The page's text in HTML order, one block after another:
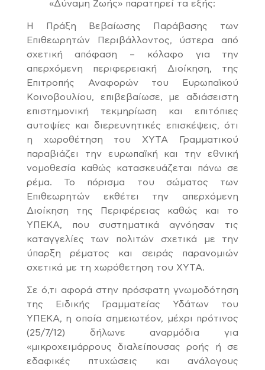
«Δύναμη Ζωής» παρατηρεί τα εξής:
Η Πράξη Βεβαίωσης Παράβασης των
Επιθεωρητών Περιβάλλοντος, ύστερα από
σχετική απόφαση – κόλαφο για την
απερχόμενη περιφερειακή Διοίκηση, της
Επιτροπής Αναφορών του Ευρωπαϊκού
Κοινοβουλίου, επιβεβαίωσε, με αδιάσειστη
επιστημονική τεκμηρίωση και επιτόπιες
αυτοψίες και διερευνητικές επισκέψεις, ότι
η χωροθέτηση του ΧΥΤΑ Γραμματικού
παραβιάζει την ευρωπαϊκή και την εθνική
νομοθεσία καθώς κατασκευάζεται πάνω σε
ρέμα. Το πόρισμα του σώματος των
Επιθεωρητών εκθέτει την απερχόμενη
Διοίκηση της Περιφέρειας καθώς και το
ΥΠΕΚΑ, που συστηματικά αγνόησαν τις
καταγγελίες των πολιτών σχετικά με την
ύπαρξη ρέματος και σειράς παρανομιών
σχετικά με τη χωρόθετηση του ΧΥΤΑ.
Σε ό,τι αφορά στην πρόσφατη γνωμοδότηση
της Ειδικής Γραμματείας Υδάτων του
ΥΠΕΚΑ, η οποία σημειωτέον, μέχρι πρότινος
(25/7/12) δήλωνε αναρμόδια για
«μικροχειμάρρους διαλείπουσας ροής ή σε
εδαφικές πτυχώσεις και ανάλογους